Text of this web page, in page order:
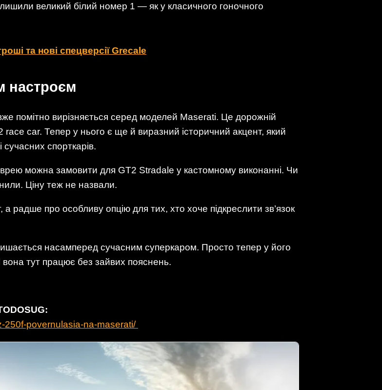
великий білий номер 1 — як у класичного гоночного
та нові спецверсії Grecale
настроєм
помітно вирізняється серед моделей Maserati. Це дорожній
car. Тепер у нього є ще й виразний історичний акцент, який
спорткарів.
можна замовити для GT2 Stradale у кастомному виконанні. Чи
Ціну теж не назвали.
радше про особливу опцію для тих, хто хоче підкреслити зв’язок
насамперед сучасним суперкаром. Просто тепер у його
вона тут працює без зайвих пояснень.
250f-povernulasia-na-maserati/